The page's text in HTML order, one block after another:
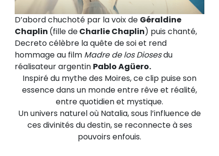
D’abord chuchoté par la voix de Géraldine
Chaplin (fille deCharlie Chaplin) puis chanté,
Decreto célèbre la quête de soi et rend
hommage au film Madre de los Diosesdu
réalisateur argentin Pablo Agüero.
Inspiré du mythe des Moires, ce clip puise son
essence dans un monde entre rêve et réalité,
entre quotidien et mystique.
Un univers naturel où Natalia, sous l’influence de
ces divinités du destin, se reconnecte à ses
pouvoirs enfouis.